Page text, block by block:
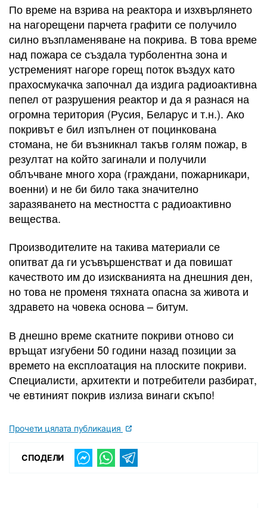
По време на взрива на реактора и изхвърлянето
на нагорещени парчета графити се получило
силно възпламеняване на покрива. В това време
над пожара се създала турболентна зона и
устременият нагоре горещ поток въздух като
прахосмукачка започнал да издига радиоактивна
пепел от разрушения реактор и да я разнася на
огромна територия (Русия, Беларус и т.н.). Ако
покривът е бил изпълнен от поцинкована
стомана, не би възникнал такъв голям пожар, в
резултат на който загинали и получили
облъчване много хора (граждани, пожарникари,
военни) и не би било така значително
заразяването на местността с радиоактивно
вещества.
Производителите на такива материали се
опитват да ги усъвършенстват и да повишат
качеството им до изискванията на днешния ден,
но това не променя тяхната опасна за живота и
здравето на човека основа – битум.
В днешно време скатните покриви отново си
връщат изгубени 50 години назад позиции за
времето на експлоатация на плоските покриви.
Специалисти, архитекти и потребители разбират,
че евтиният покрив излиза винаги скъпо!
Прочети цялата публикация
СПОДЕЛИ